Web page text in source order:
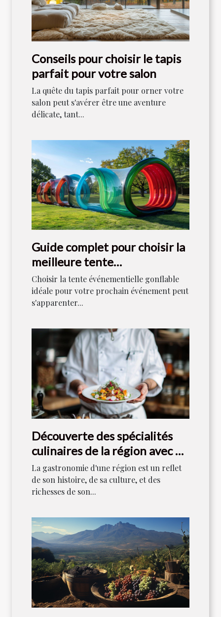
Conseils pour choisir le tapis
parfait pour votre salon
La quête du tapis parfait pour orner votre
salon peut s'avérer être une aventure
délicate, tant...
Guide complet pour choisir la
meilleure tente
événementielle gonflable
Choisir la tente événementielle gonflable
idéale pour votre prochain événement peut
s'apparenter...
Découverte des spécialités
culinaires de la région avec un
chef local
La gastronomie d'une région est un reflet
de son histoire, de sa culture, et des
richesses de son...